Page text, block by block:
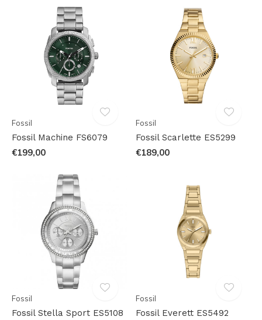
Fossil
Fossil Machine FS6079
€199,00
Fossil
Fossil Scarlette ES5299
€189,00
Fossil
Fossil Stella Sport ES5108
Fossil
Fossil Everett ES5492